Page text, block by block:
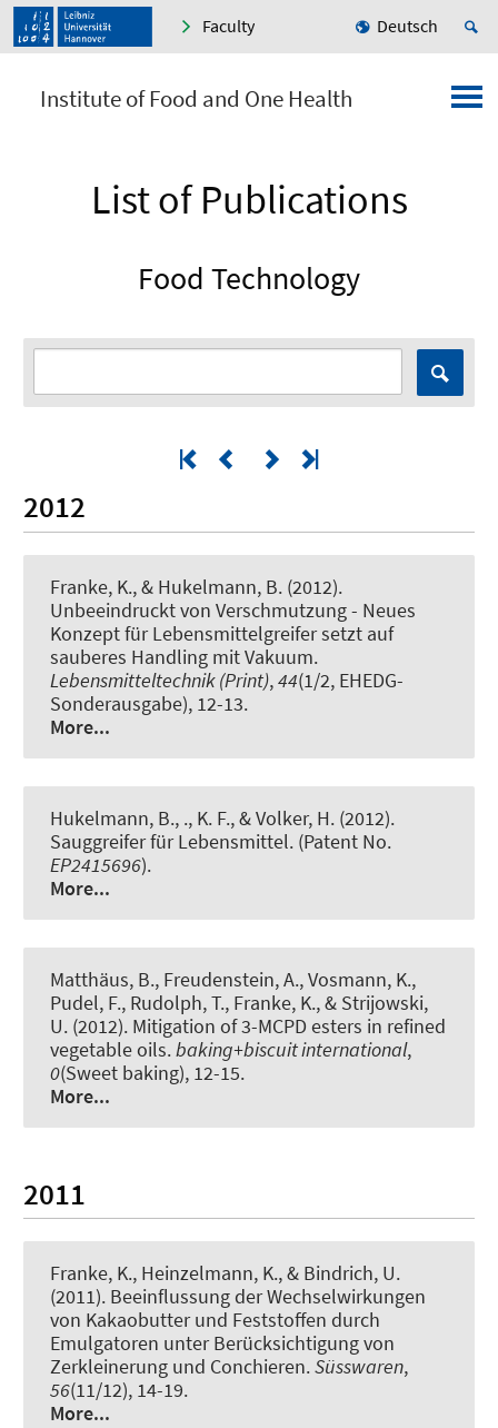
Faculty Deutsch
Institute of Food and One Health
List of Publications
Food Technology
2012
Franke, K., & Hukelmann, B. (2012).
Unbeeindruckt von Verschmutzung - Neues
Konzept für Lebensmittelgreifer setzt auf
sauberes Handling mit Vakuum.
Lebensmitteltechnik (Print),44(1/2, EHEDG-
Sonderausgabe), 12-13.
More...
Hukelmann, B., ., K. F., & Volker, H. (2012).
Sauggreifer für Lebensmittel. (Patent No.
EP2415696).
More...
Matthäus, B., Freudenstein, A., Vosmann, K.,
Pudel, F., Rudolph, T., Franke, K., & Strijowski,
U. (2012). Mitigation of 3-MCPD esters in refined
vegetable oils.baking+biscuit international,
0(Sweet baking), 12-15.
More...
2011
Franke, K., Heinzelmann, K., & Bindrich, U.
(2011). Beeinflussung der Wechselwirkungen
von Kakaobutter und Feststoffen durch
Emulgatoren unter Berücksichtigung von
Zerkleinerung und Conchieren.Süsswaren,
56(11/12), 14-19.
More...